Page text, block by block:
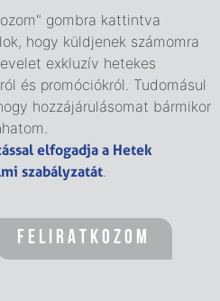
gombra kattintva
hogy küldjenek számomra
exkluzív hetekes
és promóciókról. Tudomásul
hozzájárulásomat bármikor
elfogadja a Hetek
szabályzatát